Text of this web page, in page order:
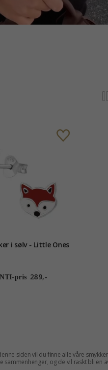
i sølv - Little Ones
pris 289,-
siden vil du finne alle våre
og de vil raskt bli en